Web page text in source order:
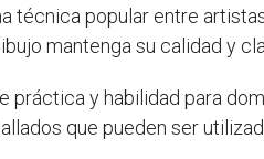
técnica popular entre
mantenga su calidad y
práctica y habilidad para
que pueden ser